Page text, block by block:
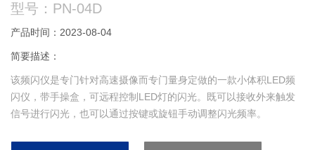
型号：PN-04D
产品时间：2023-08-04
简要描述：
该频闪仪是专门针对高速摄像而专门量身定做的一款小体积LED频
闪仪，带手操盒，可远程控制LED灯的闪光。既可以接收外来触发
信号进行闪光，也可以通过按键或旋钮手动调整闪光频率。